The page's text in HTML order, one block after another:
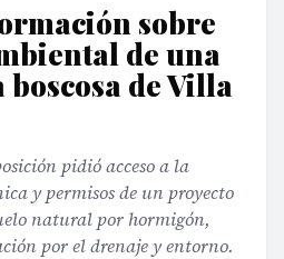
sobre
de una
boscosa de Villa
pidió acceso a la
y permisos de un proyecto
natural por hormigón,
por el drenaje y entorno.